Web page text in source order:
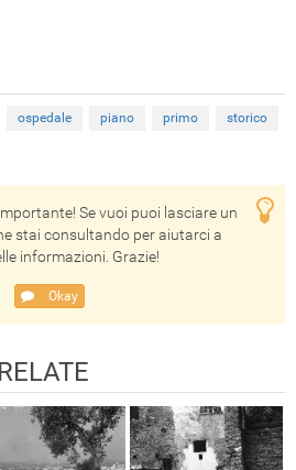
ospedale piano primo
storico
Se vuoi puoi lasciare un
stai consultando per aiutarci a
informazioni. Grazie!
Okay